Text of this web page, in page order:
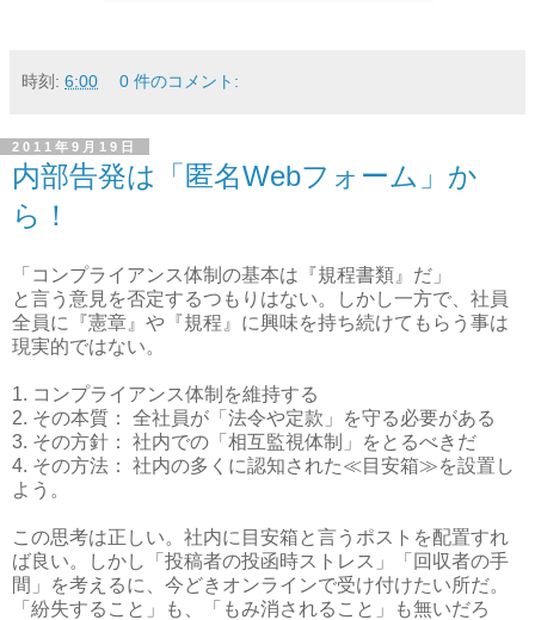
時刻: 6:00 0 件のコメント:
2011年9月19日
内部告発は「匿名Webフォーム」か
ら！
「コンプライアンス体制の基本は『規程書類』だ」
と言う意見を否定するつもりはない。しかし一方で、社員
全員に『憲章』や『規程』に興味を持ち続けてもらう事は
現実的ではない。
1. コンプライアンス体制を維持する
2. その本質： 全社員が「法令や定款」を守る必要がある
3. その方針： 社内での「相互監視体制」をとるべきだ
4. その方法： 社内の多くに認知された≪目安箱≫を設置し
よう。
この思考は正しい。社内に目安箱と言うポストを配置すれ
ば良い。しかし「投稿者の投函時ストレス」「回収者の手
間」を考えるに、今どきオンラインで受け付けたい所だ。
「紛失すること」も、「もみ消されること」も無いだろ